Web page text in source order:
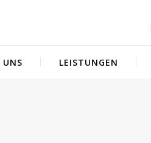
UNS LEISTUNGEN